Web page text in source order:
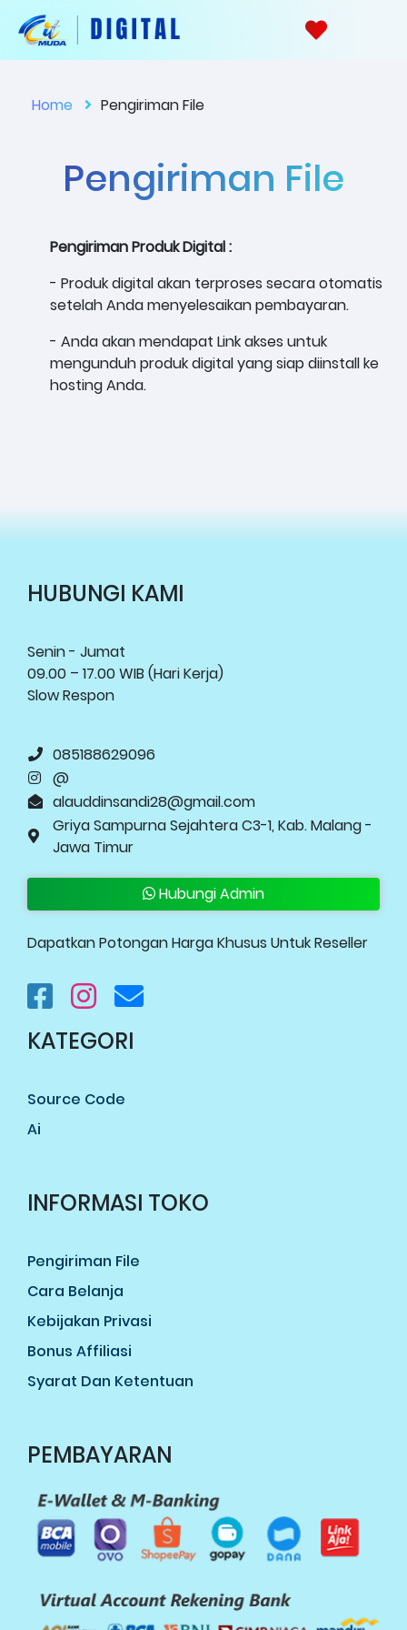
Home Pengiriman File
Pengiriman File
Pengiriman Produk Digital :
- Produk digital akan terproses secara otomatis
setelah Anda menyelesaikan pembayaran.
- Anda akan mendapat Link akses untuk
mengunduh produk digital yang siap diinstall ke
hosting Anda.
HUBUNGI KAMI
Senin - Jumat
09.00 – 17.00 WIB (Hari Kerja)
Slow Respon
085188629096
@
alauddinsandi28@gmail.com
Griya Sampurna Sejahtera C3-1, Kab. Malang -
Jawa Timur
Hubungi Admin
Dapatkan Potongan Harga Khusus Untuk Reseller
KATEGORI
Source Code
Ai
INFORMASI TOKO
Pengiriman File
Cara Belanja
Kebijakan Privasi
Bonus Affiliasi
Syarat Dan Ketentuan
PEMBAYARAN